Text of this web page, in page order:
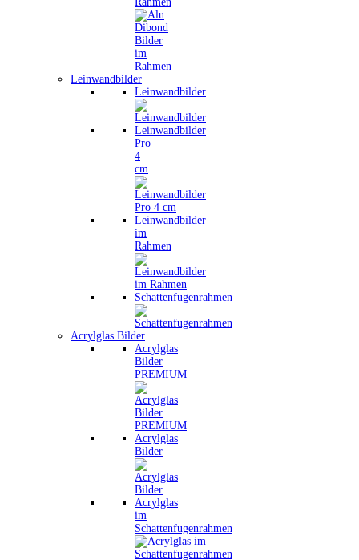
Leinwandbilder
Leinwandbilder
Leinwandbilder
Pro
4
cm
Leinwandbilder
im
Rahmen
Schattenfugenrahmen
Acrylglas Bilder
Acrylglas
Bilder
PREMIUM
Acrylglas
Bilder
Acrylglas
im
Schattenfugenrahmen